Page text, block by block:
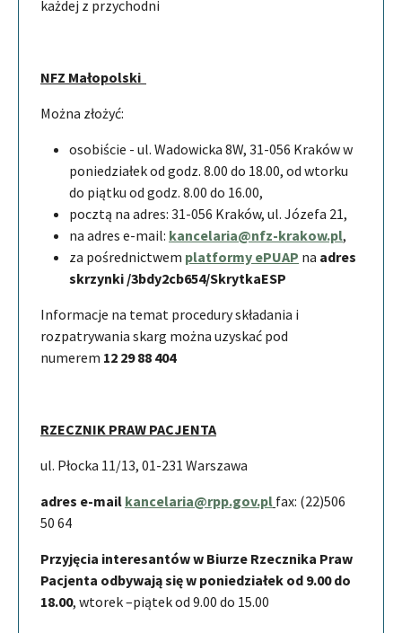
każdej z przychodni
NFZ Małopolski
Można złożyć:
osobiście - ul. Wadowicka 8W, 31-056 Kraków w
poniedziałek od godz. 8.00 do 18.00, od wtorku
do piątku od godz. 8.00 do 16.00,
pocztą na adres: 31-056 Kraków, ul. Józefa 21,
na adres e-mail: kancelaria@nfz-krakow.pl,
za pośrednictwem platformy ePUAP na adres
skrzynki /3bdy2cb654/SkrytkaESP
Informacje na temat procedury składania i
rozpatrywania skarg można uzyskać pod
numerem 12 29 88 404
RZECZNIK PRAW PACJENTA
ul. Płocka 11/13, 01-231 Warszawa
adres e-mail kancelaria@rpp.gov.pl fax: (22)506
50 64
Przyjęcia interesantów w Biurze Rzecznika Praw
Pacjenta odbywają się w poniedziałek od 9.00 do
18.00, wtorek –piątek od 9.00 do 15.00